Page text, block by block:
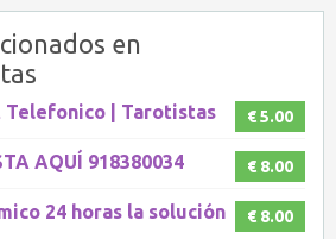
en
€ 5.00
Telefonico | Tarotistas
€ 8.00
AQUÍ 918380034
€ 8.00
24 horas la solución